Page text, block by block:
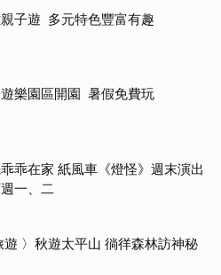
子遊 多元特色豐富有趣
樂園區開園 暑假免費玩
乖在家 紙風車《燈怪》週末演出
一、二
遊 〉秋遊太平山 徜徉森林訪神秘